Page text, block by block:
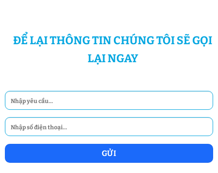
ĐỂ LẠI THÔNG TIN CHÚNG TÔI SẼ GỌI
LẠI NGAY